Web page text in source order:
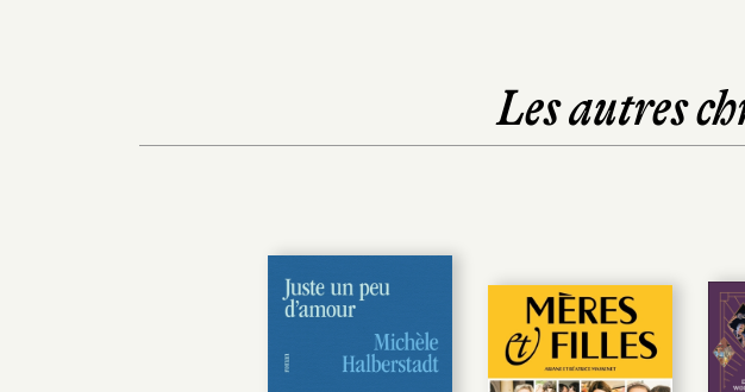
Les autres